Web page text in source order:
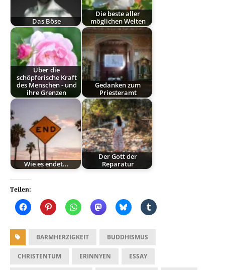
Das Böse
Die beste aller
möglichen Welten
Über die
schöpferische Kraft
des Menschen - und
ihre Grenzen
Gedanken zum
Priesteramt
Wie es endet...
Der Gott der
Reparatur
Teilen:
BARMHERZIGKEIT BUDDHISMUS
CHRISTENTUM ERINNYEN ESSAY